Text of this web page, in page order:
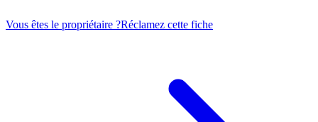
Vous êtes le propriétaire ?Réclamez cette fiche